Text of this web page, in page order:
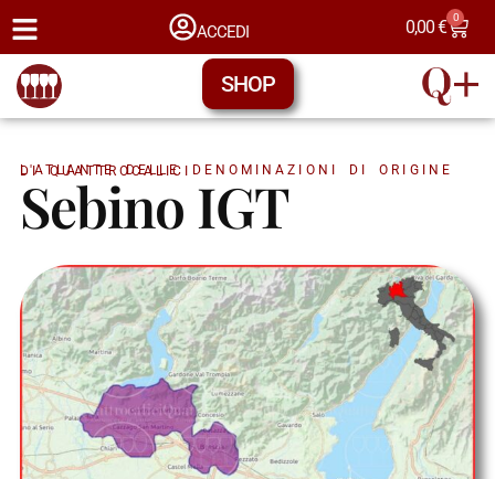
ACCEDI 0,00€ 0
SHOP
L'ATLANTE DELLE DENOMINAZIONI DI ORIGINE DI QUATTROCALICI
Sebino IGT